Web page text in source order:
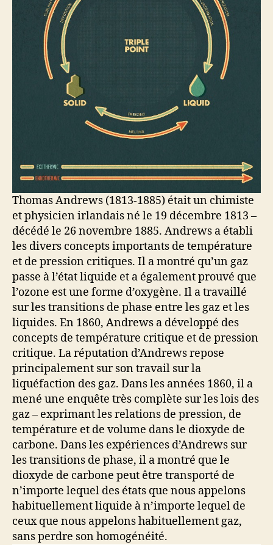
Thomas Andrews (1813-1885) était un chimiste
et physicien irlandais né le 19 décembre 1813 –
décédé le 26 novembre 1885. Andrews a établi
les divers concepts importants de température
et de pression critiques. Il a montré qu’un gaz
passe à l’état liquide et a également prouvé que
l’ozone est une forme d’oxygène. Il a travaillé
sur les transitions de phase entre les gaz et les
liquides. En 1860, Andrews a développé des
concepts de température critique et de pression
critique. La réputation d’Andrews repose
principalement sur son travail sur la
liquéfaction des gaz. Dans les années 1860, il a
mené une enquête très complète sur les lois des
gaz – exprimant les relations de pression, de
température et de volume dans le dioxyde de
carbone. Dans les expériences d’Andrews sur
les transitions de phase, il a montré que le
dioxyde de carbone peut être transporté de
n’importe lequel des états que nous appelons
habituellement liquide à n’importe lequel de
ceux que nous appelons habituellement gaz,
sans perdre son homogénéité.